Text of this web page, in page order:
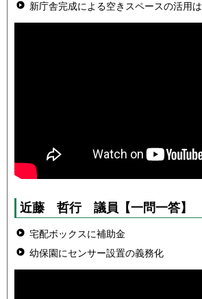
新庁舎完成による空きスペースの活用は
近藤 哲行議員 【一問一答】
宅配ボックスに補助金
幼保園にセンサー設置の義務化